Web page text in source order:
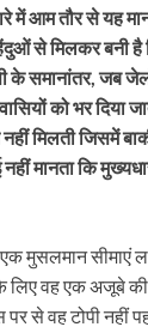
में आम तौर से यह
से मिलकर बनी
के समानांतर, जब
को भर दिया
नहीं मिलती जिसमें
नहीं मानता कि
मुसलमान सीमाएं
लिए वह एक अजूबे
से वह टोपी नहीं